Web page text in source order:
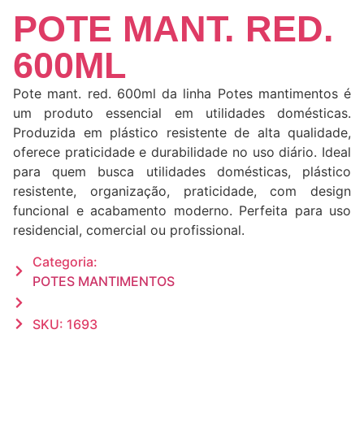
POTE MANT. RED.
600ML
Pote mant. red. 600ml da linha Potes mantimentos é
um produto essencial em utilidades domésticas.
Produzida em plástico resistente de alta qualidade,
oferece praticidade e durabilidade no uso diário. Ideal
para quem busca utilidades domésticas, plástico
resistente, organização, praticidade, com design
funcional e acabamento moderno. Perfeita para uso
residencial, comercial ou profissional.
Categoria:
POTES MANTIMENTOS
SKU: 1693